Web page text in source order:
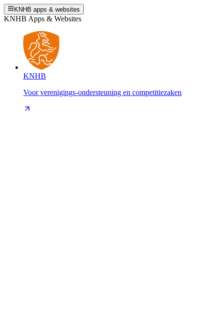
KNHB apps & websites
KNHB Apps & Websites
KNHB
Voor verenigings-ondersteuning en competitiezaken